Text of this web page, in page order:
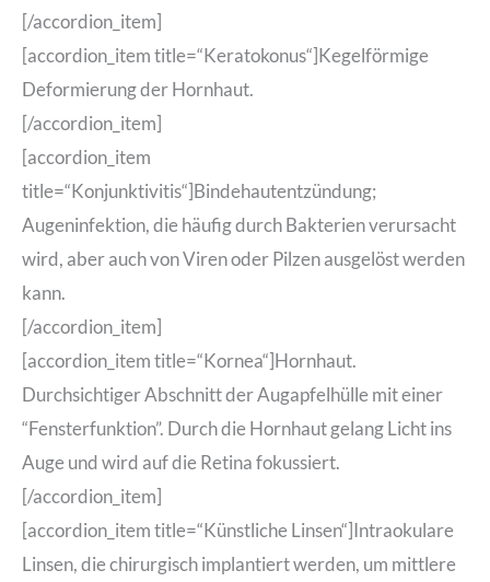
[/accordion_item]
[accordion_item title=“Keratokonus“]Kegelförmige
Deformierung der Hornhaut.
[/accordion_item]
[accordion_item
title=“Konjunktivitis“]Bindehautentzündung;
Augeninfektion, die häufig durch Bakterien verursacht
wird, aber auch von Viren oder Pilzen ausgelöst werden
kann.
[/accordion_item]
[accordion_item title=“Kornea“]Hornhaut.
Durchsichtiger Abschnitt der Augapfelhülle mit einer
“Fensterfunktion”. Durch die Hornhaut gelang Licht ins
Auge und wird auf die Retina fokussiert.
[/accordion_item]
[accordion_item title=“Künstliche Linsen“]Intraokulare
Linsen, die chirurgisch implantiert werden, um mittlere